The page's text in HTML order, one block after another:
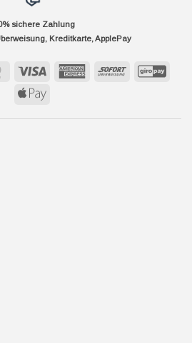
sichere Zahlung
Kreditkarte, ApplePay
MasterCard Visa
AmericanSofort
Apple